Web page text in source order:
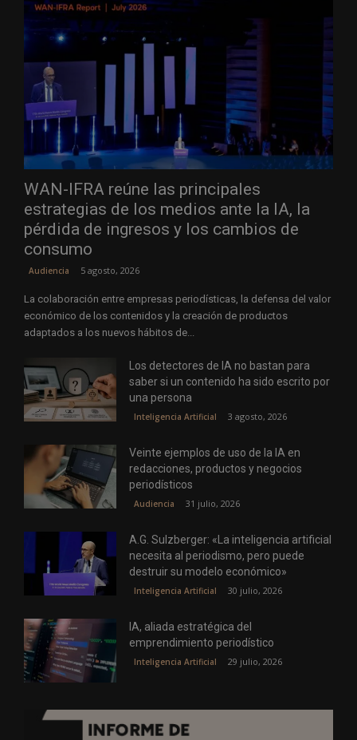
WAN-IFRA reúne las principales
estrategias de los medios ante la IA, la
pérdida de ingresos y los cambios de
consumo
Audiencia 5 agosto, 2026
La colaboración entre empresas periodísticas, la defensa del valor
económico de los contenidos y la creación de productos
adaptados a los nuevos hábitos de...
Los detectores de IA no bastan para
saber si un contenido ha sido escrito por
una persona
Inteligencia Artificial 3 agosto, 2026
Veinte ejemplos de uso de la IA en
redacciones, productos y negocios
periodísticos
Audiencia 31 julio, 2026
A.G. Sulzberger: «La inteligencia artificial
necesita al periodismo, pero puede
destruir su modelo económico»
Inteligencia Artificial 30 julio, 2026
IA, aliada estratégica del
emprendimiento periodístico
Inteligencia Artificial 29 julio, 2026